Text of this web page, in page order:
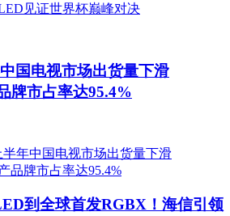
国电视市场出货量下滑
牌市占率达95.4%
到全球首发RGBX！海信引领